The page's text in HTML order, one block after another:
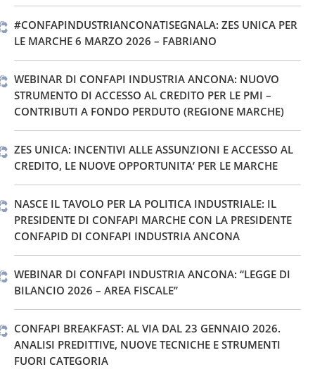
#CONFAPINDUSTRIANCONATISEGNALA: ZES UNICA PER
LE MARCHE 6 MARZO 2026 – FABRIANO
WEBINAR DI CONFAPI INDUSTRIA ANCONA: NUOVO
STRUMENTO DI ACCESSO AL CREDITO PER LE PMI –
CONTRIBUTI A FONDO PERDUTO (REGIONE MARCHE)
ZES UNICA: INCENTIVI ALLE ASSUNZIONI E ACCESSO AL
CREDITO, LE NUOVE OPPORTUNITA’ PER LE MARCHE
NASCE IL TAVOLO PER LA POLITICA INDUSTRIALE: IL
PRESIDENTE DI CONFAPI MARCHE CON LA PRESIDENTE
CONFAPID DI CONFAPI INDUSTRIA ANCONA
WEBINAR DI CONFAPI INDUSTRIA ANCONA: “LEGGE DI
BILANCIO 2026 – AREA FISCALE”
CONFAPI BREAKFAST: AL VIA DAL 23 GENNAIO 2026.
ANALISI PREDITTIVE, NUOVE TECNICHE E STRUMENTI
FUORI CATEGORIA